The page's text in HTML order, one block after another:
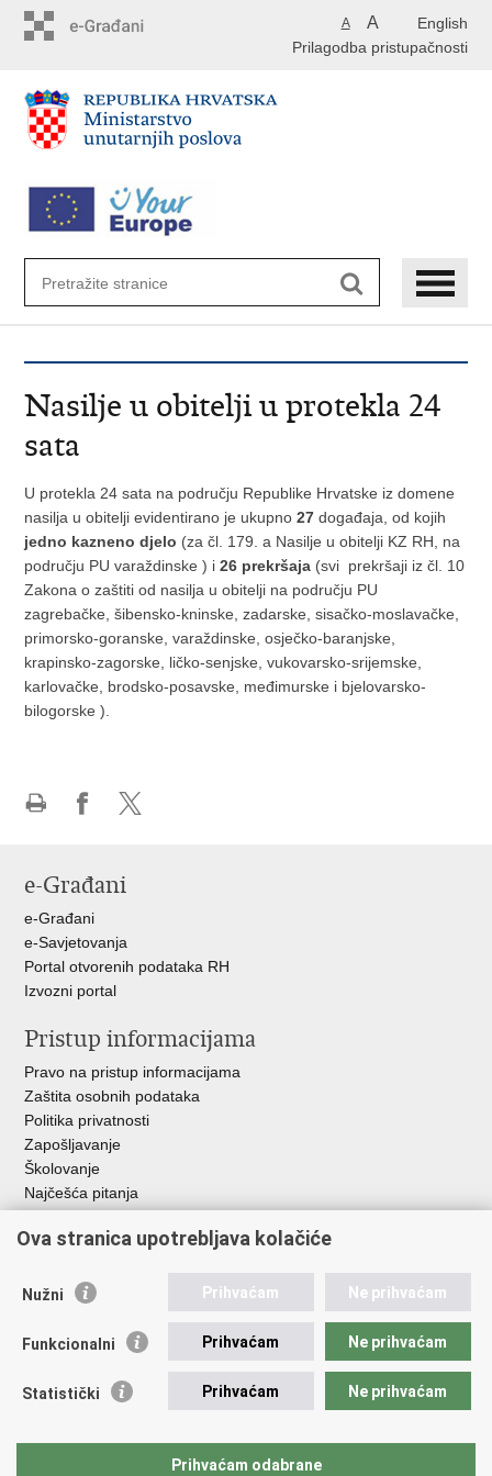
English
A A
Prilagodba pristupačnosti
Nasilje u obitelji u protekla 24
sata
U protekla 24 sata na području Republike Hrvatske iz domene
nasilja u obitelji evidentirano je ukupno27 događaja, od kojih
jedno kazneno djelo (za čl. 179. a Nasilje u obitelji KZ RH, na
području PU varaždinske ) i26 prekršaja (svi prekršaji iz čl. 10
Zakona o zaštiti od nasilja u obitelji na području PU
zagrebačke, šibensko-kninske, zadarske, sisačko-moslavačke,
primorsko-goranske, varaždinske, osječko-baranjske,
krapinsko-zagorske, ličko-senjske, vukovarsko-srijemske,
karlovačke, brodsko-posavske, međimurske i bjelovarsko-
bilogorske ).
Facebooku
X-
e-Građani
e-Građani
e-Savjetovanja
Portal otvorenih podataka RH
Izvozni portal
Pristup informacijama
Pravo na pristup informacijama
Zaštita osobnih podataka
Politika privatnosti
Zapošljavanje
Školovanje
Najčešća pitanja
Važne poveznice
EMN Nacionalna kontaktna točka za Republiku Hrvatsku
Policijska akademija
Zaklada policijske solidarnosti
Udruge
Ova stranica upotrebljava kolačiće
Nužni Prihvaćam Ne prihvaćam
Funkcionalni Prihvaćam Ne prihvaćam
Statistički Prihvaćam Ne prihvaćam
Prihvaćam odabrane